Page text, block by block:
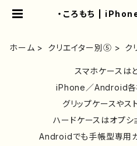
・ころもち |
ホーム クリエイター別⑤ ク
スマホケースは
iPhone／Android各
グリップケースやス
ハードケースはオプ
Androidでも手帳型専用